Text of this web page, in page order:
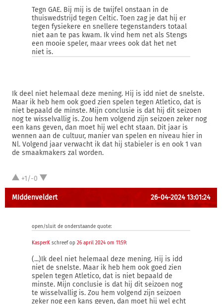
Tegn GAE. Bij mij is de twijfel onstaan in de
thuiswedstrijd tegen Celtic. Toen zag je dat hij er
tegen fysiekere en snellere tegenstanders totaal
niet aan te pas kwam. Ik vind hem net als Stengs
een mooie speler, maar vrees ook dat het net
niet is.
Ik deel niet helemaal deze mening. Hij is idd niet de snelste.
Maar ik heb hem ook goed zien spelen tegen Atletico, dat is
niet bepaald de minste. Mijn conclusie is dat hij dit seizoen
nog te wisselvallig is. Zou hem volgend zijn seizoen zeker nog
een kans geven, dan moet hij wel echt staan. Dit jaar is
wennen aan de cultuur, manier van spelen en niveau hier in
Nl. Volgend jaar verwacht ik dat hij stabieler is en ook 1 van
de smaakmakers zal worden.
+1/-0
MIddenveldert 26-04-2024 13:01:24
open/sluit de onderstaande quote:
KasperK schreef op 26 april 2024 om 11:59:
(...)Ik deel niet helemaal deze mening. Hij is idd
niet de snelste. Maar ik heb hem ook goed zien
spelen tegen Atletico, dat is niet bepaald de
minste. Mijn conclusie is dat hij dit seizoen nog
te wisselvallig is. Zou hem volgend zijn seizoen
zeker nog een kans geven, dan moet hij wel echt